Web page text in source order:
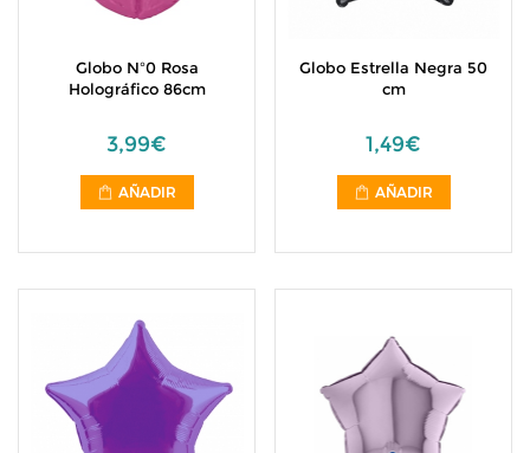
Globo Nº0 Rosa
Holográfico 86cm
3,99€
AÑADIR
Globo Estrella Negra 50
cm
1,49€
AÑADIR